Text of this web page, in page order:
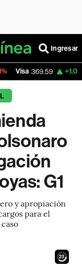
Ingresar
+1.07%
G1
y apropiación
para el
21